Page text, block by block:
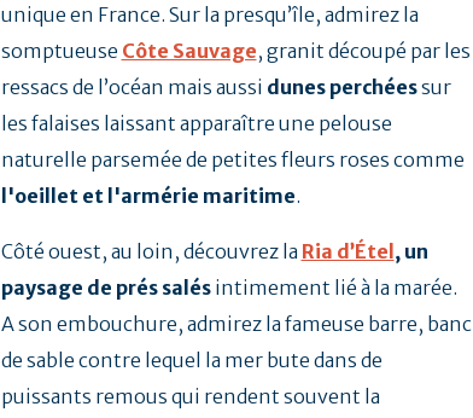
unique en France. Sur la presqu’île, admirez la
somptueuse Côte Sauvage, granit découpé par les
ressacs de l’océan mais aussi dunes perchéessur
les falaises laissant apparaître une pelouse
naturelle parsemée de petites fleurs roses comme
l'oeillet et l'armérie maritime.
Côté ouest, au loin, découvrez la Ria d’Étel, un
paysage de prés salésintimement lié à la marée.
A son embouchure, admirez la fameuse barre, banc
de sable contre lequel la mer bute dans de
puissants remous qui rendent souvent la